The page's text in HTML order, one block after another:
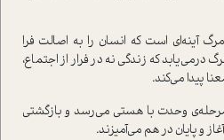
آینه‌ای است که انسان را به اصالت فرا
درمی‌یابد که زندگی نه در فرار از اجتماع،
پیدا می‌کند.
مرحله‌ی وحدت با هستی می‌رسد و بازگشتی
و پایان در هم می‌آمیزند.